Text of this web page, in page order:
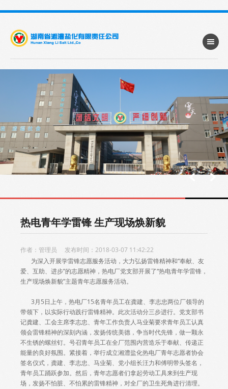
热电青年学雷锋 生产现场焕新貌
作者：管理员 发布时间：2018-03-07 11:42:22
为深入开展学雷锋志愿服务活动，大力弘扬雷锋精神和“奉献、友
爱、互助、进步”的志愿精神，热电厂党支部开展了“热电青年学雷锋，
生产现场焕新貌”主题青年志愿服务活动。
3月5日上午，热电厂15名青年员工在龚建、李志忠两位厂领导的
带领下，以实际行动践行雷锋精神。此次活动分三步进行。党支部书
记龚建、工会主席李志忠、青年工作负责人马业菊要求青年员工认真
领会雷锋精神的深刻内涵，发扬传统美德，争当时代先锋，做一颗永
不生锈的螺丝钉。号召青年员工在全厂范围内营造乐于奉献、传递正
能量的良好氛围。紧接着，举行成立湘澧盐化热电厂青年志愿者协会
签名仪式，龚建、李志忠、马业菊、党小组长汪力和傅明带头签名，
青年员工踊跃参加。然后，青年志愿者们拿起劳动工具来到生产现
场，发扬不怕脏、不怕累的雷锋精神，对全厂的卫生死角进行清理。